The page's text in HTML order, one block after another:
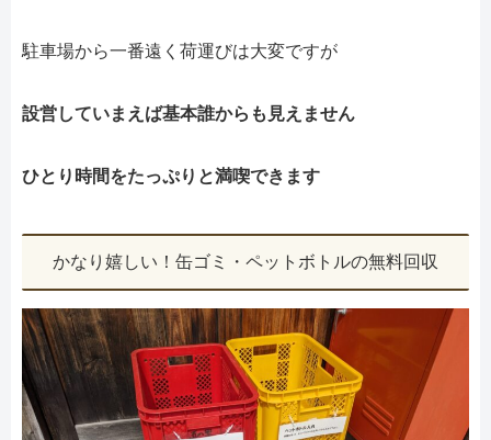
駐車場から一番遠く荷運びは大変ですが
設営していまえば基本誰からも見えません
ひとり時間をたっぷりと満喫できます
かなり嬉しい！缶ゴミ・ペットボトルの無料回収